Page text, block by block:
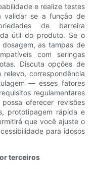
e realize testes
validar se a função de
de barreira
útil do produto. Se o
as tampas de
com seringas
Discuta opções de
relevo, correspondência
— esses fatores
regulamentares
oferecer revisões
prototipagem rápida e
que você ajuste o
para idosos
terceiros